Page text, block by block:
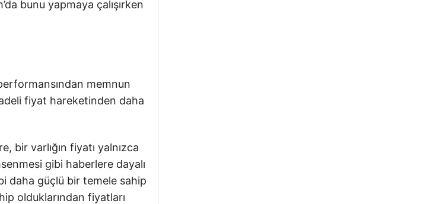
bunu yapmaya çalışırken
memnun
fiyat hareketinden daha
bir varlığın fiyatı yalnızca
gibi haberlere dayalı
daha güçlü bir temele sahip
olduklarından fiyatları